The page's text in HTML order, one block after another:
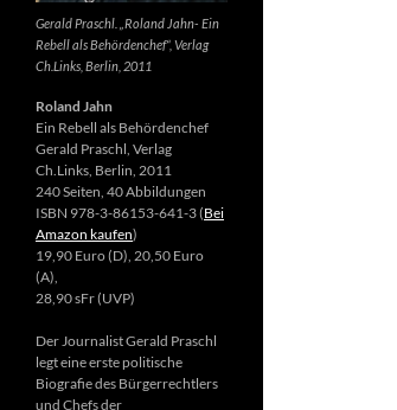
Gerald Praschl. „Roland Jahn- Ein
Rebell als Behördenchef“, Verlag
Ch.Links, Berlin, 2011
Roland Jahn
Ein Rebell als Behördenchef
Gerald Praschl, Verlag
Ch.Links, Berlin, 2011
240 Seiten, 40 Abbildungen
ISBN 978-3-86153-641-3 (Bei
Amazon kaufen)
19,90 Euro (D), 20,50 Euro
(A),
28,90 sFr (UVP)
Der Journalist Gerald Praschl
legt eine erste politische
Biografie des Bürgerrechtlers
und Chefs der